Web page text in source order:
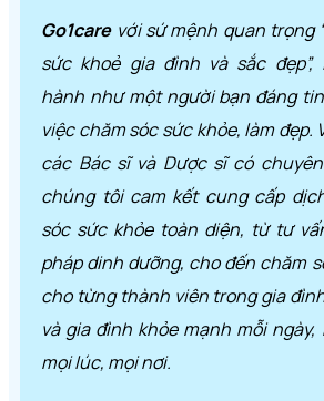
Go1care với sứ mệnh quan trọng
sức khoẻ gia đình và sắc đẹp”,
hành như một người bạn đáng
việc chăm sóc sức khỏe, làm đẹp.
các Bác sĩ và Dược sĩ có
chúng tôi cam kết cung cấp
sóc sức khỏe toàn diện, từ tư
pháp dinh dưỡng, cho đến chăm
cho từng thành viên trong gia
và gia đình khỏe mạnh mỗi
mọi lúc, mọi nơi.